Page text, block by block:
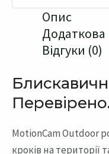
Опис
Додаткова
Відгуки (0)
Перевірено.
MotionCam Outdoor
кроків на території